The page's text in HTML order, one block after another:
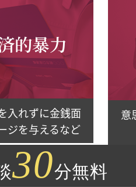
的暴力
入れずに金銭面
ジを与えるなど
意
30分無料